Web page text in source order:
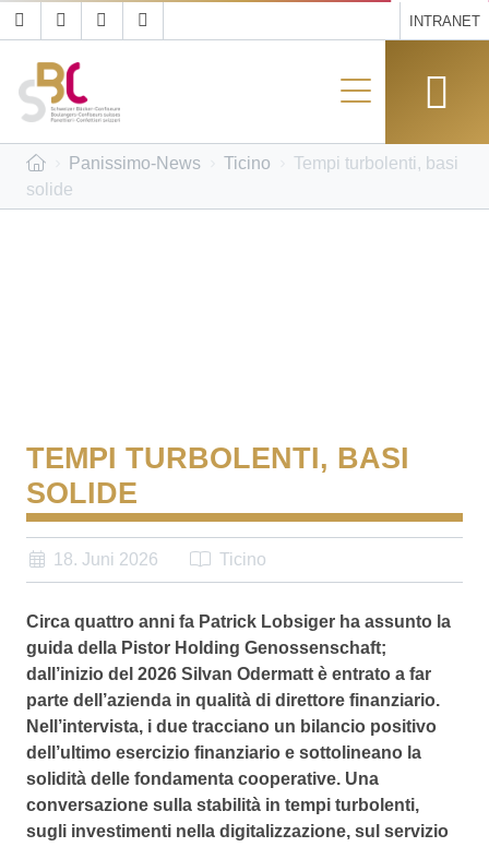
INTRANET
Panissimo-News Ticino
Tempi turbolenti, basi
solide
TEMPI TURBOLENTI, BASI
SOLIDE
18. Juni 2026 Ticino
Circa quattro anni fa Patrick Lobsiger ha assunto la
guida della Pistor Holding Genossenschaft;
dall’inizio del 2026 Silvan Odermatt è entrato a far
parte dell’azienda in qualità di direttore finanziario.
Nell’intervista, i due tracciano un bilancio positivo
dell’ultimo esercizio finanziario e sottolineano la
solidità delle fondamenta cooperative. Una
conversazione sulla stabilità in tempi turbolenti,
sugli investimenti nella digitalizzazione, sul servizio